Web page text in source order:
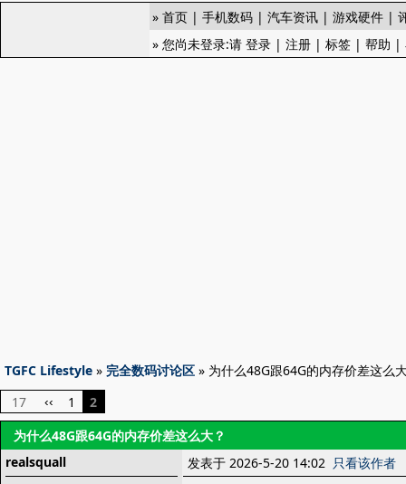
» 首页 | 手机数码 | 汽车资讯 | 游戏硬件 |
» 您尚未登录:请 登录 | 注册 | 标签 | 帮助 |
TGFC Lifestyle » 完全数码讨论区 » 为什么48G跟64G的内存价差这么
17
‹‹ 1
2
为什么48G跟64G的内存价差这么大？
realsquall
发表于 2026-5-20 14:02 只看该作者